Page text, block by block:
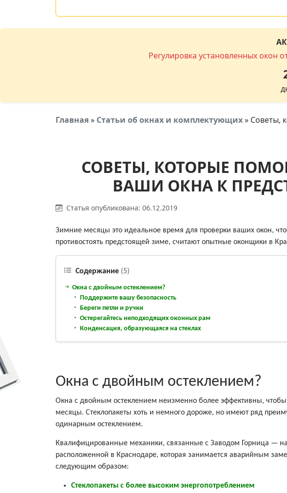
Регулировка установленных окон
Главная» Статьи об окнах и комплектующих» Советы,
СОВЕТЫ, КОТОРЫЕ
ВАШИ ОКНА К
Статья опубликована: 06.12.2019
Зимние месяцы это идеальное время для проверки ваших окон,
противостоять предстоящей зиме, считают опытные оконщики в
Содержание (5)
Окна с двойным остеклением?
Поддержите вашу безопасность
Береги петли и ручки
Остерегайтесь неподходящих оконных рам
Конденсация, образующаяся на стеклах
Окна с двойным остеклением?
Окна с двойным остеклением неизменно более эффективны,
месяцы. Стеклопакеты хоть и немного дороже, но имеют ряд
одинарным остеклением.
Квалифицированные механики, связанные с Заводом Горница —
расположенной в Краснодаре, которая занимается аварийным
следующим образом:
Стеклопакеты с более высоким энергопотреблением